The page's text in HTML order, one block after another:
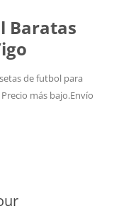
Baratas
de futbol para
más bajo.Envío